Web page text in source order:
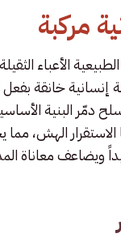
مركبة
الأعباء
إنسانية خانقة بفعل
دمّر البنية
الاستقرار الهش،
ويضاعف معاناة